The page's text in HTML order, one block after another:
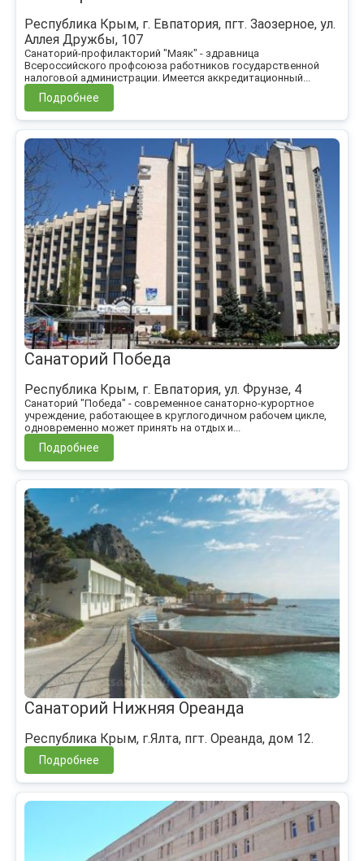
Республика Крым, г. Евпатория, пгт. Заозерное, ул.
Аллея Дружбы, 107
Санаторий-профилакторий "Маяк" - здравница
Всероссийского профсоюза работников государственной
налоговой администрации. Имеется аккредитационный...
Подробнее
Санаторий Победа
Республика Крым, г. Евпатория, ул. Фрунзе, 4
Санаторий "Победа" - современное санаторно-курортное
учреждение, работающее в круглогодичном рабочем цикле,
одновременно может принять на отдых и...
Подробнее
Санаторий Нижняя Ореанда
Республика Крым, г.Ялта, пгт. Ореанда, дом 12.
Подробнее